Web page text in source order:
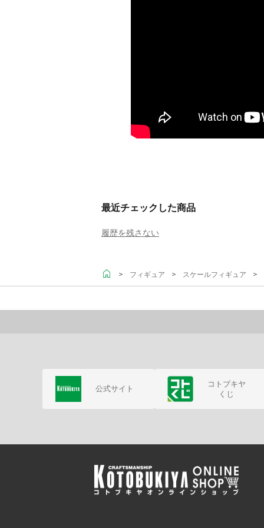
最近チェックした商品
履歴を残さない
＞ フィギュア ＞ スケールフィギュア ＞
公式サイト
コトブキヤ
くじ